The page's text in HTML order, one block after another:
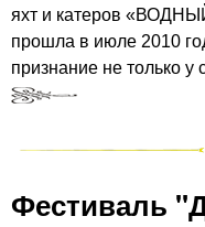
яхт и катеров
прошла в июле 2010
признание не только у
Фестиваль